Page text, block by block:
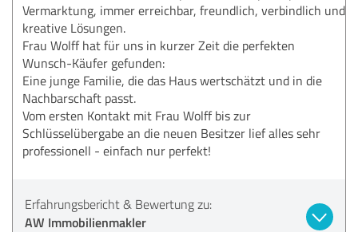
Vermarktung, immer erreichbar, freundlich, verbindlich und
kreative Lösungen.
Frau Wolff hat für uns in kurzer Zeit die perfekten
Wunsch-Käufer gefunden:
Eine junge Familie, die das Haus wertschätzt und in die
Nachbarschaft passt.
Vom ersten Kontakt mit Frau Wolff bis zur
Schlüsselübergabe an die neuen Besitzer lief alles sehr
professionell - einfach nur perfekt!
Erfahrungsbericht & Bewertung zu:
AW Immobilienmakler